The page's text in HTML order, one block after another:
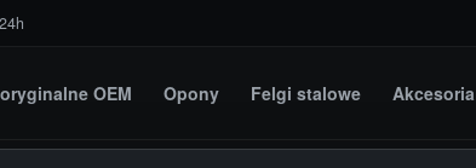
OEM Opony Felgi stalowe